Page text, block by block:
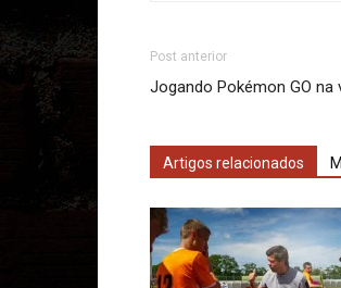
Post anterior
Jogando Pokémon GO na
Artigos relacionados